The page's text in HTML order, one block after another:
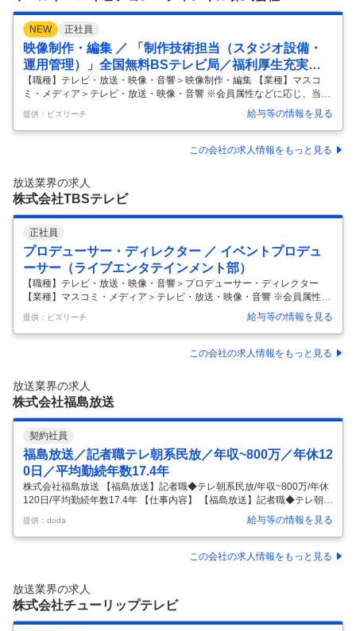
NEW 正社員
映像制作・編集 ／ 「制作技術担当（スタジオ設備・
運用管理）」全国無料BSテレビ局／福利厚生充実／
安定経営基盤
【職種】テレビ・放送・映像・音響＞映像制作・編集 【業種】マスコ
ミ・メディア＞テレビ・放送・映像・音響 ※会員属性などに応じ、当該
求人をビズリーチ上で閲覧された際に内容が異なる場合があります ■仕
事の内容 制作技術担当（スタジオ設備・運用管理） ■具体的職務 BS12
のスタジオ・受けサブ等を中心とした制作設備・運用管理業務を担当い
ただきます。 実際のVE・カメラマン・スイッチャー等のオペレーショ
連設備の運用管理、スタジオ利用申請に基づく各種手配、外部貸出調
整。 ・中継業務の技術設計やベンダー手配。 ・業務委託先との窓口対
応、社内…
提供：ビズリーチ 給与等の情報を見る
この会社の求人情報をもっと見る
放送業界の求人
株式会社TBSテレビ
正社員
プロデューサー・ディレクター ／ イベントプロデュ
ーサー（ライブエンタテインメント部）
【職種】テレビ・放送・映像・音響＞プロデューサー・ディレクター
【業種】マスコミ・メディア＞テレビ・放送・映像・音響 ※会員属性な
どに応じ、当該求人をビズリーチ上で閲覧された際に内容が異なる場合
があります 「番組・ライブイベント事業部」は、TBSグループが掲げる
拡張戦略EDGE（＝Expand Digital Global Experience）の「Global」と
「Experience」における事業拡大を担っています。 ■「TBS」にしかで
DTVライブ！ライブ！大感謝祭」に代表されるように自社の強みを最大
限に活かした番組連動
提供：ビズリーチ 給与等の情報を見る
この会社の求人情報をもっと見る
放送業界の求人
株式会社福島放送
契約社員
福島放送／記者職テレ朝系民放／年収~800万／年休12
0日／平均勤続年数17.4年
株式会社福島放送 【福島放送】記者職◆テレ朝系民放/年収~800万/年休
120日/平均勤続年数17.4年 【仕事内容】 【福島放送】記者職◆テレ朝系
民放/年収~800万/年休120日/平均勤続年数17.4年 【具体的な仕事内容】
【UIターン者歓迎！/テレビ朝日系の民放テレビ局で勤務/有給取得平均日
数10.2日/平均勤続年数17.4年/男性も育休取得可/年休120日/オンライン
面接可/マイカー通勤可・駐車場完備～】 ■職務内容： 福島県エリアを放
して地域に密着した情報を発信している当社にて、報道記者としてニュ
ースに携わってい
提供：doda 給与等の情報を見る
この会社の求人情報をもっと見る
放送業界の求人
株式会社チューリップテレビ